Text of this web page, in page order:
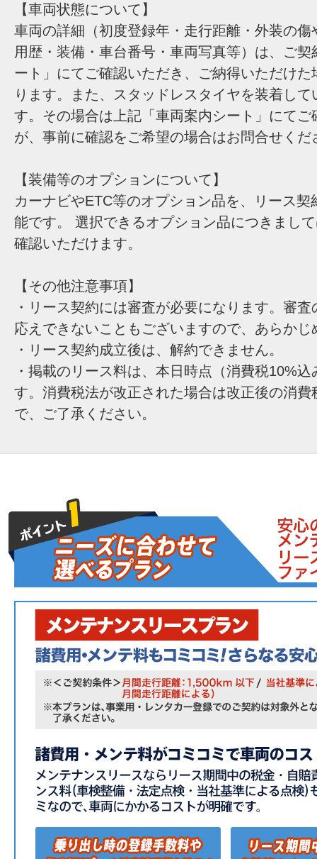
【車両状態について】
車両の詳細（初度登録年・走行距離・外装の傷
用歴・装備・車台番号・車両写真等）は、ご
ート」にてご確認いただき、ご納得いただけ
ります。また、スタッドレスタイヤを装着し
す。その場合は上記「車両案内シート」にてご
が、事前に確認をご希望の場合はお問合せくだ
【装備等のオプションについて】
カーナビやETC等のオプション品を、リース契
能です。 選択できるオプション品につきまし
確認いただけます。
【その他注意事項】
・リース契約には審査が必要になります。審
応えできないこともございますので、あらか
・リース契約成立後は、解約できません。
・掲載のリース料は、本日時点（消費税10%
す。消費税法が改正された場合は改正後の消費
で、ご了承ください。